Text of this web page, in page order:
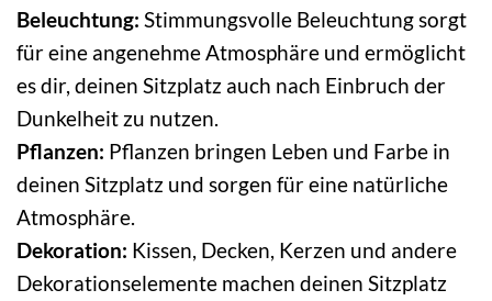
Beleuchtung: Stimmungsvolle Beleuchtung sorgt
für eine angenehme Atmosphäre und ermöglicht
es dir, deinen Sitzplatz auch nach Einbruch der
Dunkelheit zu nutzen.
Pflanzen: Pflanzen bringen Leben und Farbe in
deinen Sitzplatz und sorgen für eine natürliche
Atmosphäre.
Dekoration: Kissen, Decken, Kerzen und andere
Dekorationselemente machen deinen Sitzplatz